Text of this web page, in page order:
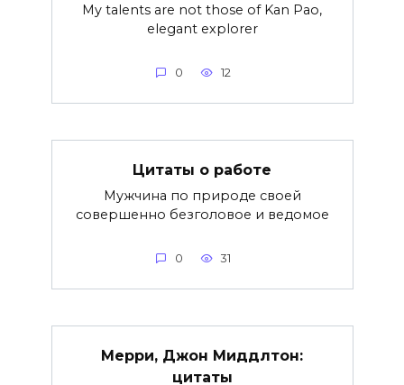
My talents are not those of Kan Pao,
elegant explorer
0 12
Цитаты о работе
Мужчина по природе своей
совершенно безголовое и ведомое
0 31
Мерри, Джон Миддлтон:
цитаты